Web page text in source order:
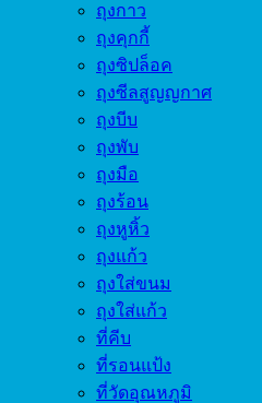
ถุงกาว
ถุงคุกกี้
ถุงซิปล็อค
ถุงซีลสูญญกาศ
ถุงบีบ
ถุงพับ
ถุงมือ
ถุงร้อน
ถุงหูหิ้ว
ถุงแก้ว
ถุงใส่ขนม
ถุงใส่แก้ว
ที่คีบ
ที่รอนแป้ง
ที่วัดอุณหภูมิ